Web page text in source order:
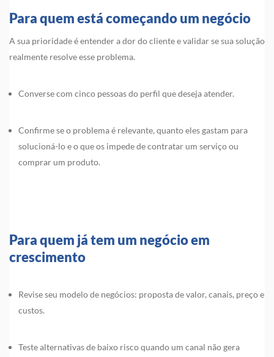
Para quem está começando um negócio
A sua prioridade é entender a dor do cliente e validar se sua solução
realmente resolve esse problema.
Converse com cinco pessoas do perfil que deseja atender.
Confirme se o problema é relevante, quanto eles gastam para
solucioná-lo e o que os impede de contratar um serviço ou
comprar um produto.
Para quem já tem um negócio em
crescimento
Revise seu modelo de negócios: proposta de valor, canais, preço e
custos.
Teste alternativas de baixo risco quando um canal não gera